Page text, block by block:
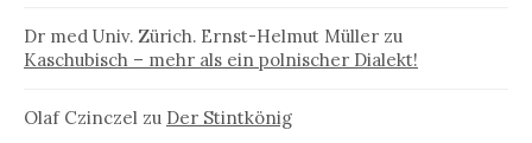
Dr med Univ. Zürich. Ernst-Helmut Müller zu
Kaschubisch – mehr als ein polnischer Dialekt!
Olaf Czinczel zu Der Stintkönig